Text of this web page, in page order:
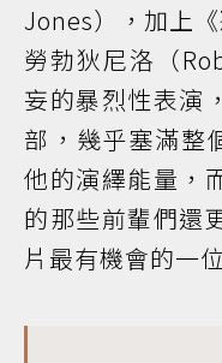
Jones），加上
勞勃狄尼洛（
妄的暴烈性表演
部，幾乎塞滿整
他的演繹能量，
的那些前輩們還
片最有機會的一